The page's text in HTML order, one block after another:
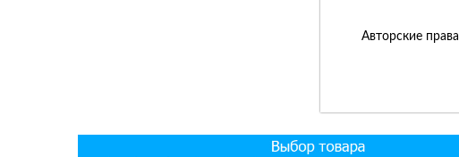
Авторские права